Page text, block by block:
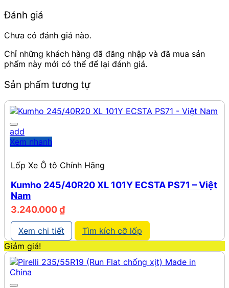
Đánh giá
Chưa có đánh giá nào.
Chỉ những khách hàng đã đăng nhập và đã mua sản
phẩm này mới có thể để lại đánh giá.
Sản phẩm tương tự
add
Xem nhanh
Lốp Xe Ô tô Chính Hãng
Kumho 245/40R20 XL 101Y ECSTA PS71 – Việt
Nam
3.240.000₫
Xem chi tiết
Tìm kích cỡ lốp
Giảm giá!